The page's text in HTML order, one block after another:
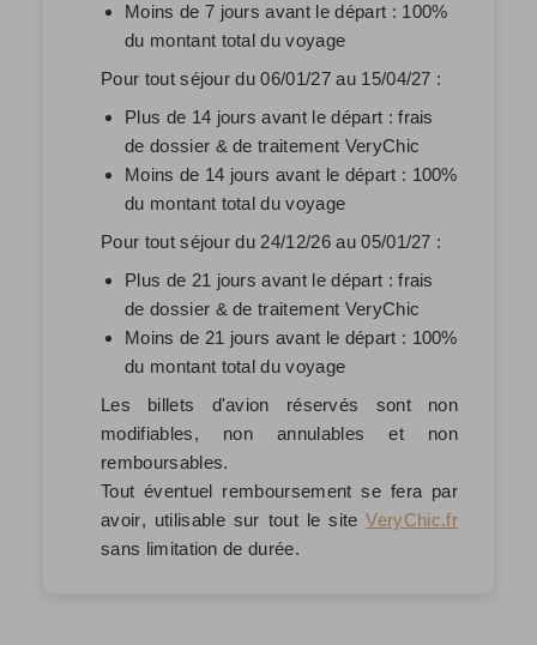
Moins de 7 jours avant le départ : 100%
du montant total du voyage
Pour tout séjour du 06/01/27 au 15/04/27 :
Plus de 14 jours avant le départ : frais
de dossier & de traitement VeryChic
Moins de 14 jours avant le départ : 100%
du montant total du voyage
Pour tout séjour du 24/12/26 au 05/01/27 :
Plus de 21 jours avant le départ : frais
de dossier & de traitement VeryChic
Moins de 21 jours avant le départ : 100%
du montant total du voyage
Les billets d'avion réservés sont non
modifiables, non annulables et non
remboursables.
Tout éventuel remboursement se fera par
avoir, utilisable sur tout le siteVeryChic.fr
sans limitation de durée.